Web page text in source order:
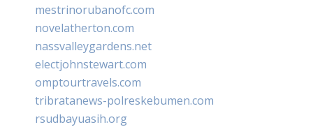
mestrinorubanofc.com
novelatherton.com
nassvalleygardens.net
electjohnstewart.com
omptourtravels.com
tribratanews-polreskebumen.com
rsudbayuasih.org